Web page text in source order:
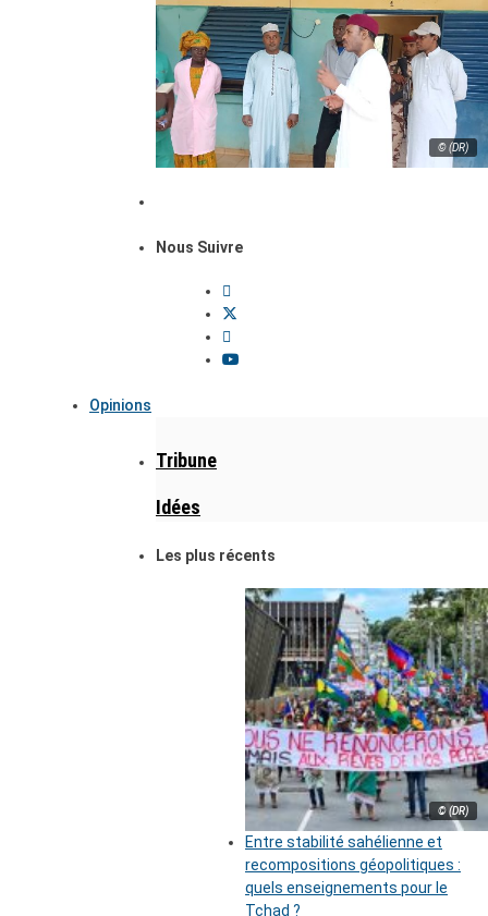
© (DR)
Nous Suivre
Opinions
Tribune
Idées
Les plus récents
© (DR)
Entre stabilité sahélienne et
recompositions géopolitiques :
quels enseignements pour le
Tchad ?